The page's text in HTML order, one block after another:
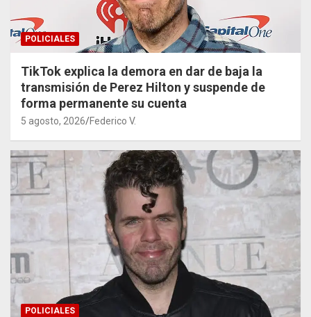
POLICIALES
TikTok explica la demora en dar de baja la
transmisión de Perez Hilton y suspende de
forma permanente su cuenta
5 agosto, 2026 Federico V.
POLICIALES